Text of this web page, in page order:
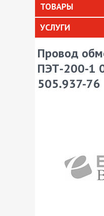
ТОВАРЫ
УСЛУГИ
Провод
ПЭТ-200-1
505.937-76